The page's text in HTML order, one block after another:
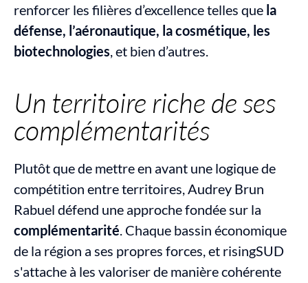
renforcer les filières d’excellence telles que la
défense, l’aéronautique, la cosmétique, les
biotechnologies, et bien d’autres.
Un territoire riche de ses
complémentarités
Plutôt que de mettre en avant une logique de
compétition entre territoires, Audrey Brun
complémentarité. Chaque bassin économique
de la région a ses propres forces, et risingSUD
s'attache à les valoriser de manière cohérente